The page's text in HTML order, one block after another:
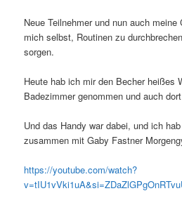
Neue Teilnehmer und nun auch meine
mich selbst, Routinen zu
sorgen.
Heute hab ich mir den Becher heißes
Badezimmer genommen und auch
Und das Handy war dabei, und ich
zusammen mit Gaby Fastner
https://youtube.com/watch?